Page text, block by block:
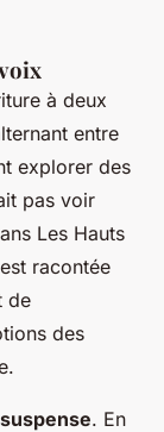
à deux
entre
explorer des
pas voir
Les Hauts
racontée
de
des
. En